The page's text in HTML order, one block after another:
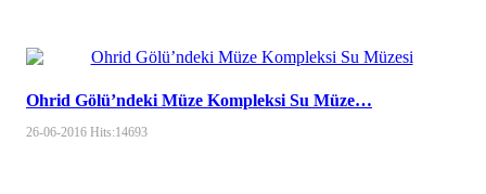
Ohrid Gölü’ndeki Müze Kompleksi Su Müze…
26-06-2016 Hits:14693